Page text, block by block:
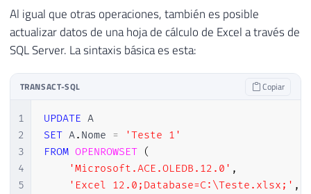
Al igual que otras operaciones, también es posible
actualizar datos de una hoja de cálculo de Excel a través de
SQL Server. La sintaxis básica es esta:
TRANSACT-SQL Copiar
1
2
3
4
5
UPDATE
A
SET A. Nome =
'Teste 1'
FROM OPENROWSET
(
'Microsoft.ACE.OLEDB.12.0' ,
'Excel 12.0;Database=C:\Teste.xlsx;' ,